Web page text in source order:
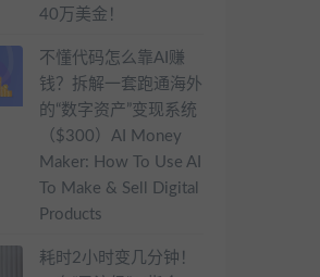
40万美金！
不懂代码怎么靠AI赚
钱？拆解一套跑通海外
的“数字资产”变现系统
（$300）AI Money
Maker: How To Use AI
To Make & Sell Digital
Products
耗时2小时变几分钟！